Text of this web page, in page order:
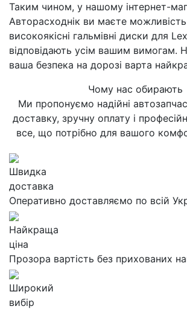
Таким чином, у нашому інтернет-
Авторасходнік ви маєте
високоякісні гальмівні диски для
відповідають усім вашим вимогам.
ваша безпека на дорозі варта
Чому нас обирають
Ми пропонуємо надійні
доставку, зручну оплату і
все, що потрібно для вашого
Швидка
доставка
Оперативно доставляємо по всій
Найкраща
ціна
Прозора вартість без прихованих
Широкий
вибір